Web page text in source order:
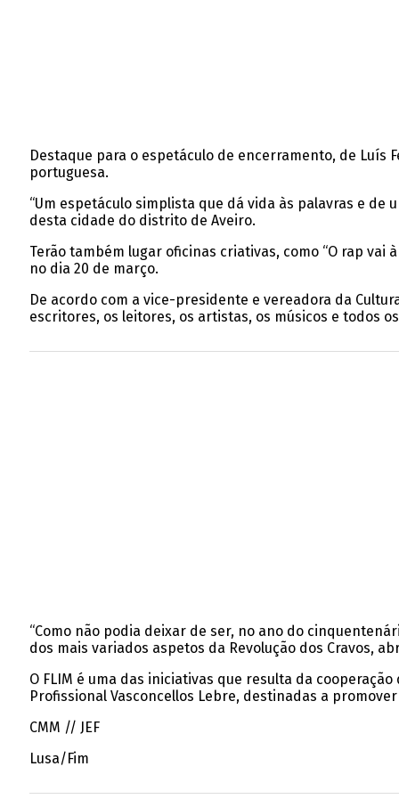
Destaque para o espetáculo de encerramento, de Luís
portuguesa.
“Um espetáculo simplista que dá vida às palavras e
desta cidade do distrito de Aveiro.
Terão também lugar oficinas criativas, como “O rap vai
no dia 20 de março.
De acordo com a vice-presidente e vereadora da
escritores, os leitores, os artistas, os músicos e todos
“Como não podia deixar de ser, no ano do
dos mais variados aspetos da Revolução dos Cravos,
O FLIM é uma das iniciativas que resulta da
Profissional Vasconcellos Lebre, destinadas a
CMM // JEF
Lusa/Fim